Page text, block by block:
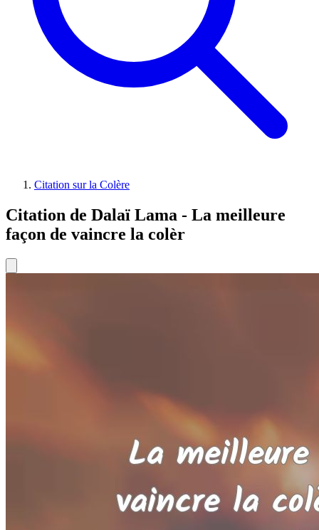
Citation sur la Colère
Citation de Dalaï Lama - La meilleure
façon de vaincre la colèr